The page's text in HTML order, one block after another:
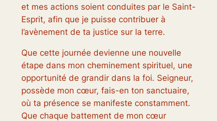
et mes actions soient conduites par le Saint-
Esprit, afin que je puisse contribuer à
l’avènement de ta justice sur la terre.
Que cette journée devienne une nouvelle
étape dans mon cheminement spirituel, une
opportunité de grandir dans la foi. Seigneur,
possède mon cœur, fais-en ton sanctuaire,
où ta présence se manifeste constamment.
Que chaque battement de mon cœur